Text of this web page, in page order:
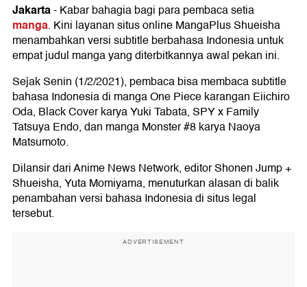
Jakarta-Kabar bahagia bagi para pembaca setia
manga. Kini layanan situs online MangaPlus Shueisha
menambahkan versi subtitle berbahasa Indonesia untuk
empat judul manga yang diterbitkannya awal pekan ini.
Sejak Senin (1/2/2021), pembaca bisa membaca subtitle
bahasa Indonesia di manga One Piece karangan Eiichiro
Oda, Black Cover karya Yuki Tabata, SPY x Family
Tatsuya Endo, dan manga Monster #8 karya Naoya
Matsumoto.
Dilansir dari Anime News Network, editor Shonen Jump +
Shueisha, Yuta Momiyama, menuturkan alasan di balik
penambahan versi bahasa Indonesia di situs legal
tersebut.
ADVERTISEMENT